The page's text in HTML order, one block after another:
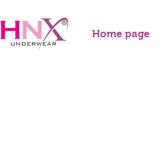
Home page